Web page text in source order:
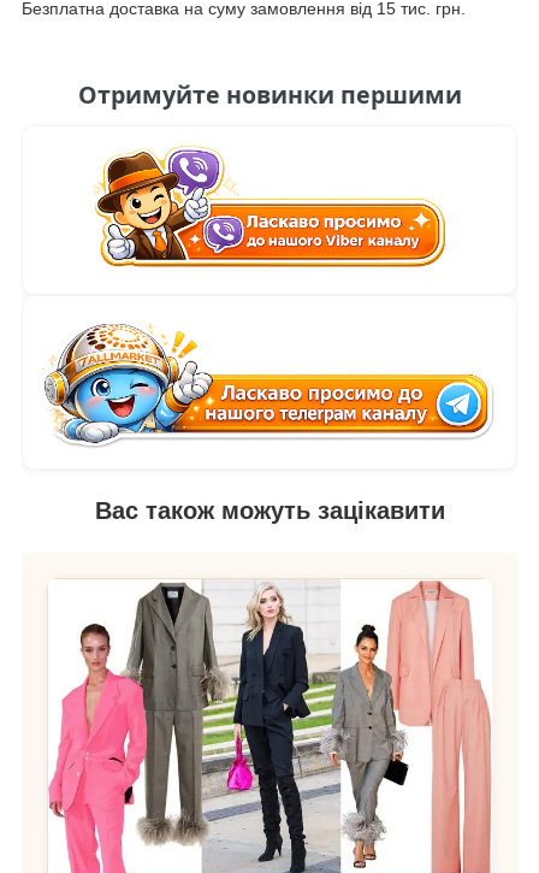
Безплатна доставка на суму замовлення від 15 тис. грн.
Отримуйте новинки першими
Вас також можуть зацікавити